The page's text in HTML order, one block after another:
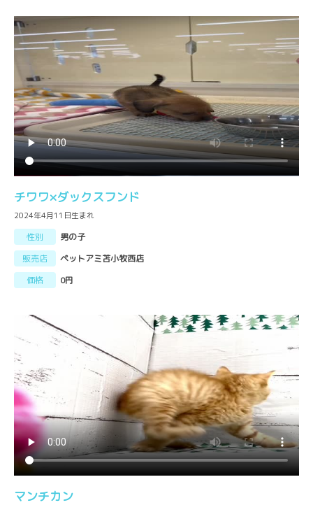
チワワ×ダックスフンド
2024年4月11日生まれ
性別
男の子
販売店
ペットアミ苫小牧西店
価格
0円
マンチカン